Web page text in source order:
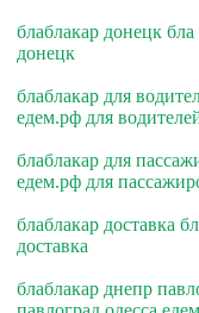
блаблакар донецк
донецк
блаблакар для
едем.рф для
блаблакар для
едем.рф для
блаблакар доставка
доставка
блаблакар днепр